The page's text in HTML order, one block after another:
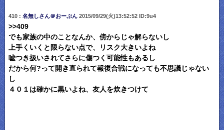
410 : 名無しさん＠おーぷん2015/09/29(火)13:52:52 ID:9u4
>>409
でも家族の中のことなんか、傍からじゃ解らないし
上手くいくと限らない点で、リスク大きいよね
嘘つき扱いされてさらに傷つく可能性もあるし
だから何?って開き直られて報復合戦になっても不思議じゃない
し
４０１は確かに黒いよね、友人を炊きつけて